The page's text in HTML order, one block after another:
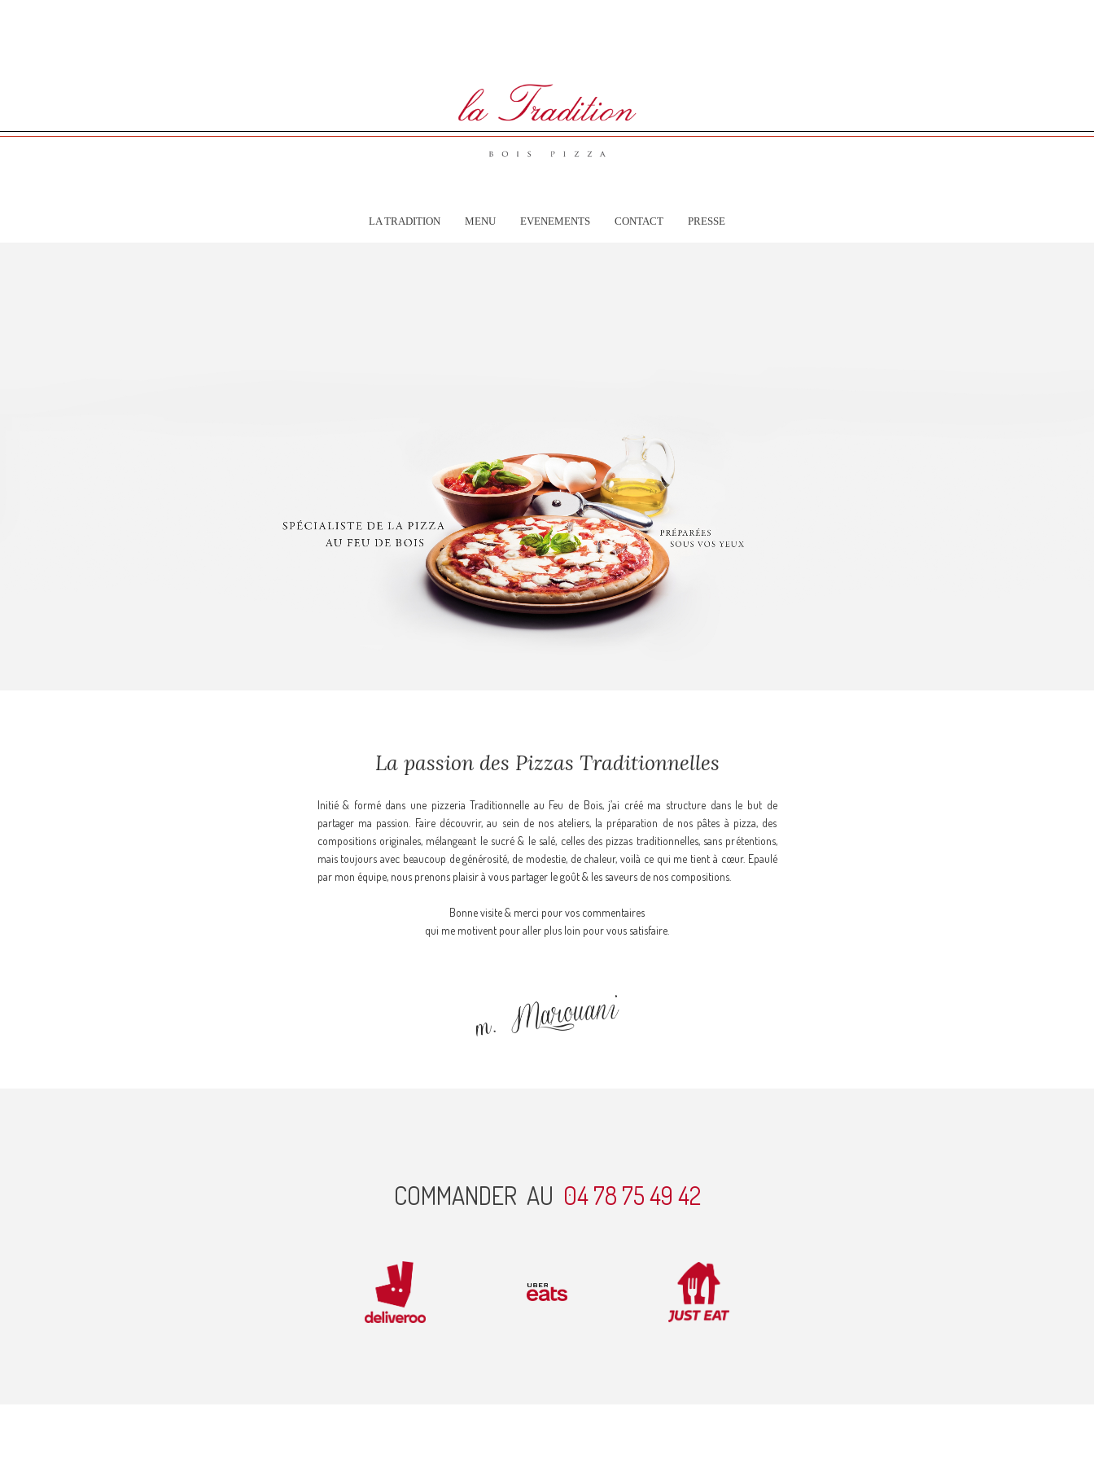
LA TRADITION MENU EVENEMENTS CONTACT PRESSE
La passion des Pizzas Traditionnelles
Initié & formé dans une pizzeria Traditionnelle au Feu de Bois, j’ai créé ma structure dans le but de
partager ma passion. Faire découvrir, au sein de nos ateliers, la préparation de nos pâtes à pizza, des
compositions originales, mélangeant le sucré & le salé, celles des pizzas traditionnelles, sans prétentions,
mais toujours avec beaucoup de générosité, de modestie, de chaleur, voilà ce qui me tient à cœur. Epaulé
par mon équipe, nous prenons plaisir à vous partager le goût & les saveurs de nos compositions.
Bonne visite & merci pour vos commentaires
qui me motivent pour aller plus loin pour vous satisfaire.
COMMANDER AU 04 78 75 49 42